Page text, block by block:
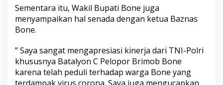
l
r
M
a
k
o
Sementara itu, Wakil Bupati Bone juga
menyampaikan hal senada dengan ketua Baznas
Bone.
” Saya sangat mengapresiasi kinerja dari TNI-Polri
khususnya Batalyon C Pelopor Brimob Bone
karena telah peduli terhadap warga Bone yang